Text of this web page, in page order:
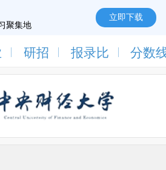
聚集地
立即下载
研招 报录比 分数